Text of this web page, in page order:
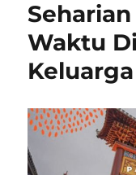
Waktu
Keluarga